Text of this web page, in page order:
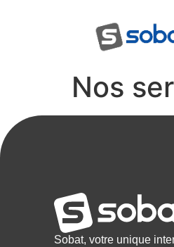
Nos
Sobat, votre unique